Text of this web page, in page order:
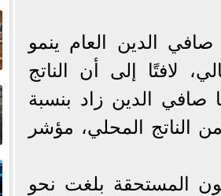
الدين العام ينمو
لافتًا إلى أن الناتج
زاد فقط بنسبة 28% بينما صافي الدين زاد بنسبة
الناتج المحلي، مؤشر
المستحقة بلغت نحو